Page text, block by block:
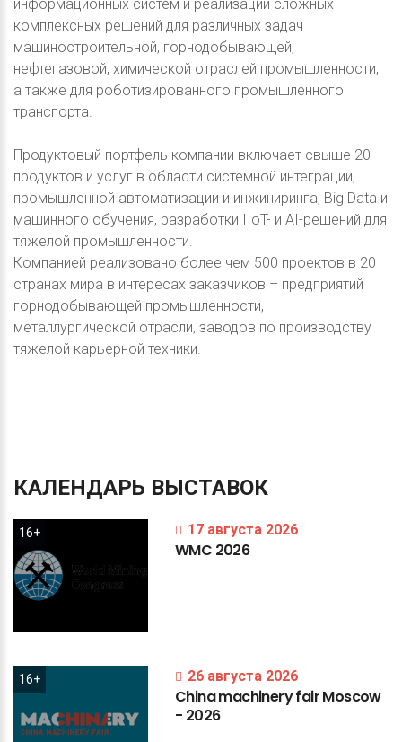
информационных систем и реализации сложных
комплексных решений для различных задач
машиностроительной, горнодобывающей,
нефтегазовой, химической отраслей промышленности,
а также для роботизированного промышленного
транспорта.
Продуктовый портфель компании включает свыше 20
продуктов и услуг в области системной интеграции,
промышленной автоматизации и инжиниринга, Big Data и
машинного обучения, разработки IIoT- и AI-решений для
тяжелой промышленности.
Компанией реализовано более чем 500 проектов в 20
странах мира в интересах заказчиков – предприятий
горнодобывающей промышленности,
металлургической отрасли, заводов по производству
тяжелой карьерной техники.
КАЛЕНДАРЬ ВЫСТАВОК
16+ 17 августа 2026
WMC 2026
16+ 26 августа 2026
ChinamachineryfairMoscow
- 2026